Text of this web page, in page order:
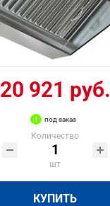
20 921 руб.
под заказ
Количество
шт
КУПИТЬ